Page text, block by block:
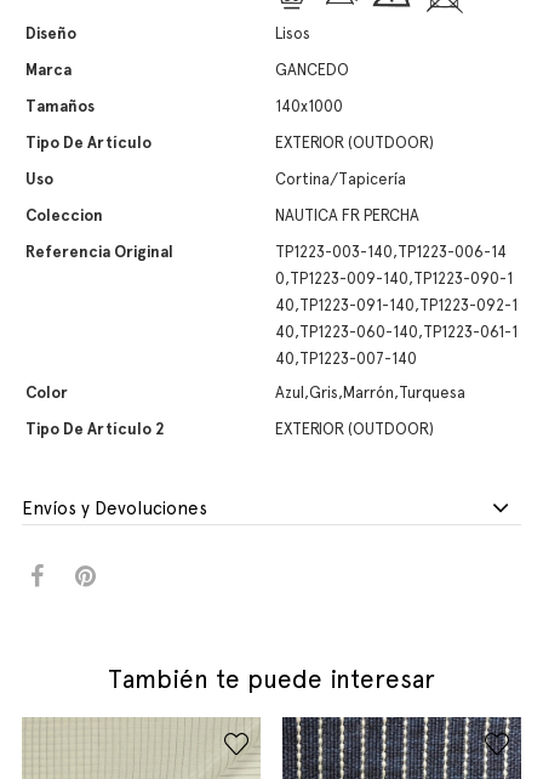
Diseño
Lisos
Marca
GANCEDO
Tamaños
140x1000
Tipo De Artículo
EXTERIOR (OUTDOOR)
Uso
Cortina/Tapicería
Coleccion
NAUTICA FR PERCHA
Referencia Original
TP1223-003-140,TP1223-006-14
0,TP1223-009-140,TP1223-090-1
40,TP1223-091-140,TP1223-092-1
40,TP1223-060-140,TP1223-061-1
40,TP1223-007-140
Color
Azul,Gris,Marrón,Turquesa
Tipo De Artículo 2
EXTERIOR (OUTDOOR)
Envíos y Devoluciones
También te puede interesar